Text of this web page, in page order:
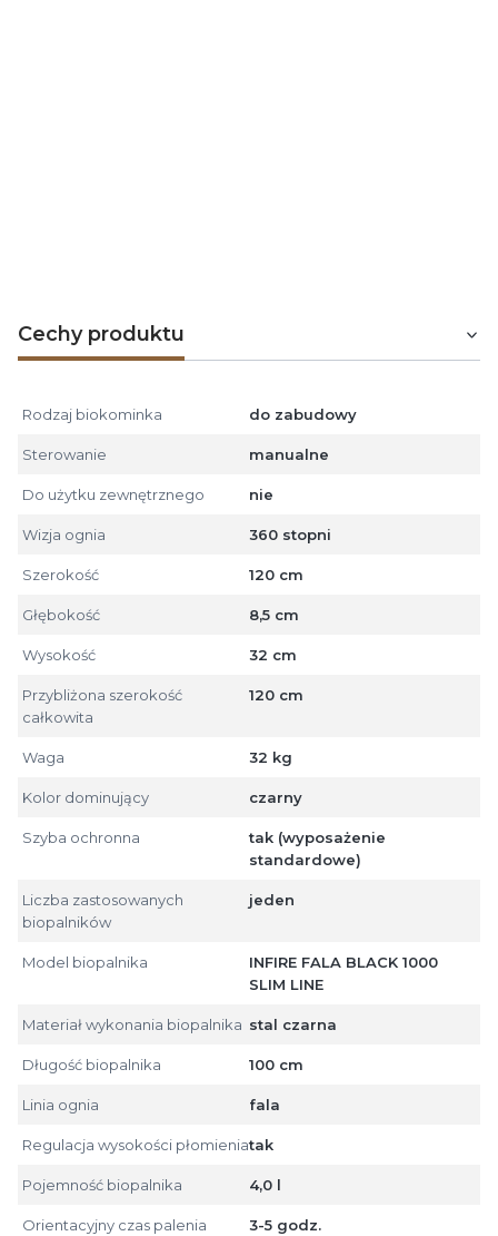
Cechy produktu
Rodzaj biokominka do zabudowy
Sterowanie manualne
Do użytku zewnętrznego nie
Wizja ognia 360 stopni
Szerokość 120 cm
Głębokość 8,5 cm
Wysokość 32 cm
Przybliżona szerokość
całkowita
120 cm
Waga 32 kg
Kolor dominujący czarny
Szyba ochronna
tak (wyposażenie
standardowe)
Liczba zastosowanych
biopalników
jeden
Model biopalnika
INFIRE FALA BLACK 1000
SLIM LINE
Materiał wykonania biopalnika stal czarna
Długość biopalnika 100 cm
Linia ognia fala
Regulacja wysokości płomieniatak
Pojemność biopalnika 4,0 l
Orientacyjny czas palenia 3-5 godz.